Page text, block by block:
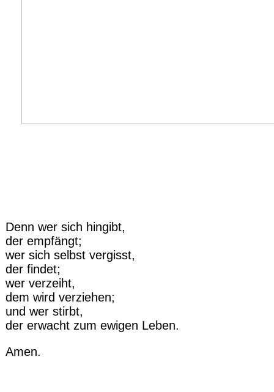
Denn wer sich hingibt,
der empfängt;
wer sich selbst vergisst,
der findet;
wer verzeiht,
dem wird verziehen;
und wer stirbt,
der erwacht zum ewigen Leben.
Amen.